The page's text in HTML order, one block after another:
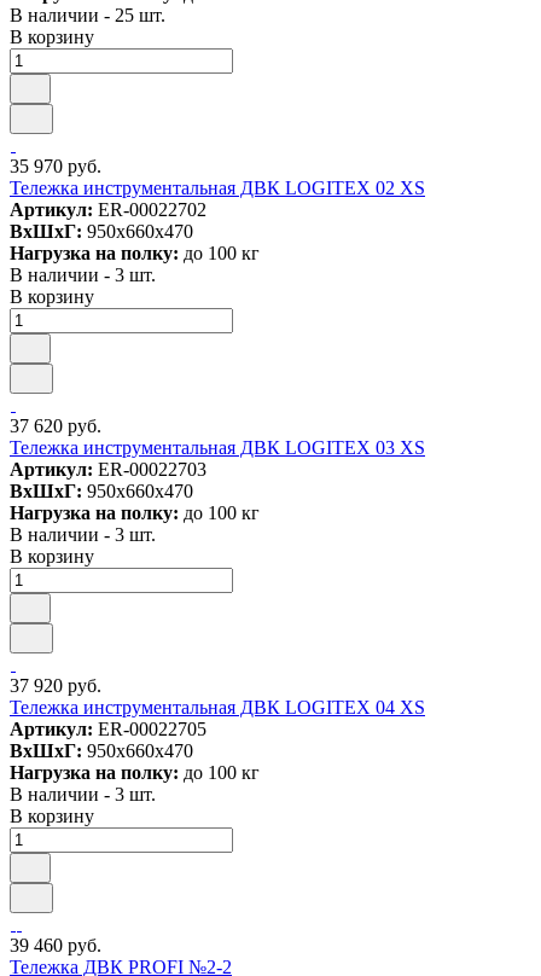
В наличии - 25 шт.
В корзину
35 970 руб.
Тележка инструментальная ДВК LOGITEX 02 XS
Артикул: ER-00022702
ВxШxГ: 950x660x470
Нагрузка на полку: до 100 кг
В наличии - 3 шт.
В корзину
37 620 руб.
Тележка инструментальная ДВК LOGITEX 03 XS
Артикул: ER-00022703
ВxШxГ: 950x660x470
Нагрузка на полку: до 100 кг
В наличии - 3 шт.
В корзину
37 920 руб.
Тележка инструментальная ДВК LOGITEX 04 XS
Артикул: ER-00022705
ВxШxГ: 950x660x470
Нагрузка на полку: до 100 кг
В наличии - 3 шт.
В корзину
39 460 руб.
Тележка ДВК PROFI №2-2